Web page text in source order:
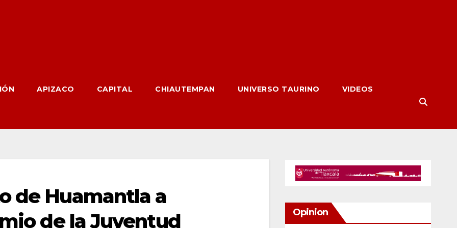
APIZACO CAPITAL CHIAUTEMPAN UNIVERSO TAURINO VIDEOS
de Huamantla a
de la Juventud
Opinion